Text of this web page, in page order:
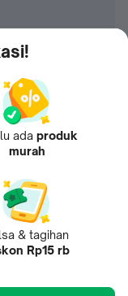
ada produk
murah
& tagihan
Rp15 rb